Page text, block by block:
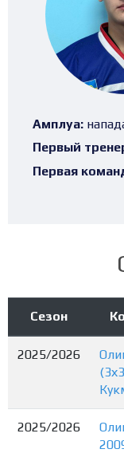
Амплуа:
Первый
Первая
Сезон
2025/2026
2025/2026